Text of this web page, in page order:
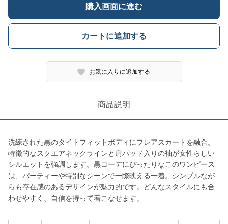
購入画面に進む
カートに追加する
お気に入りに追加する
商品説明
洗練された黒のタイトフィットボディにフレアスカートを融合。
特徴的なスクエアネックラインと肩パッド入りの袖が女性らしい
シルエットを強調します。黒コーデにぴったりなこのワンピース
は、パーティーや特別なシーンで一際映える一着。シンプルなが
らも存在感のあるデザインが魅力的です。どんなスタイルにも合
わせやすく、自信を持って着こなせます。